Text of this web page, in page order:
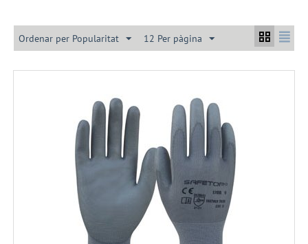
Ordenar per Popularitat 12 Per pàgina